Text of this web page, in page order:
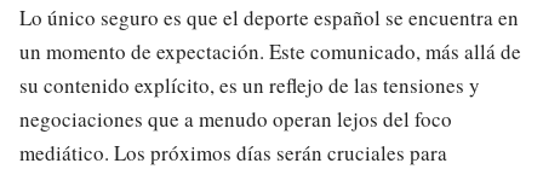
Lo único seguro es que el deporte español se encuentra en
un momento de expectación. Este comunicado, más allá de
su contenido explícito, es un reflejo de las tensiones y
negociaciones que a menudo operan lejos del foco
mediático. Los próximos días serán cruciales para